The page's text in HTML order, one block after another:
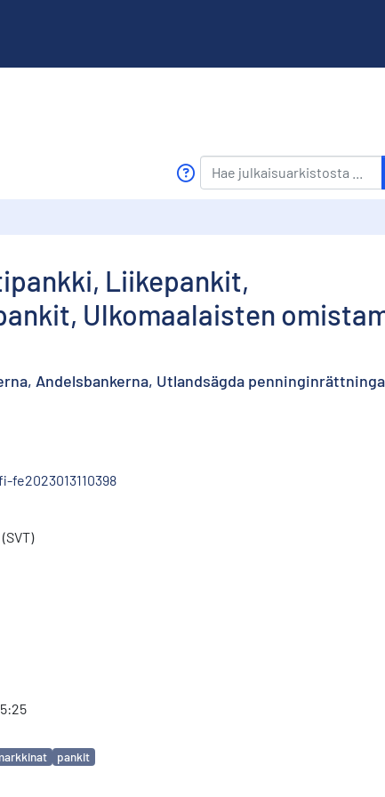
Liikepankit,
Ulkomaalaisten
Andelsbankerna, Utlandsägda
pankit